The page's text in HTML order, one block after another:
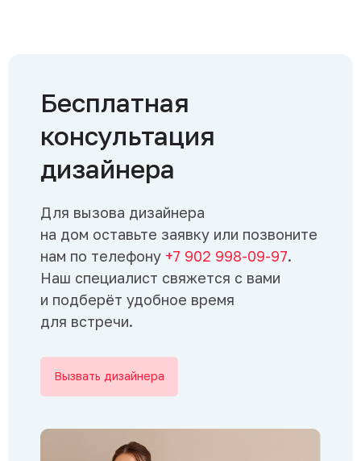
Бесплатная
консультация
дизайнера
Для вызова дизайнера
на дом оставьте заявку или позвоните
нам по телефону +7 902 998-09-97.
Наш специалист свяжется с вами
и подберёт удобное время
для встречи.
Вызвать дизайнера